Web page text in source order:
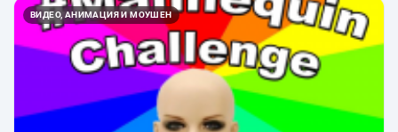
ВИДЕО, АНИМАЦИЯ И МОУШЕН